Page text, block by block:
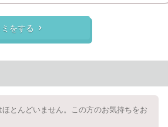
をする 
とんどいません。この方のお気持ちをお